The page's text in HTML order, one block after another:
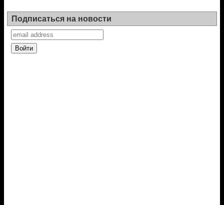
Подписаться на новости